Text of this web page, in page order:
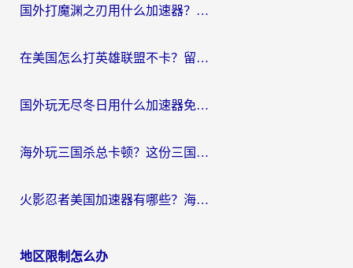
国外打魔渊之刃用什么加速器？2026海外玩家国服游戏加速全攻略（附闪耀暖暖&复苏的魔女避坑指南）
在美国怎么打英雄联盟不卡？留学生亲测的国服游戏加速全攻略
国外玩无尽冬日用什么加速器免费？海外党国服游戏加速避坑指南
海外玩三国杀总卡顿？这份三国杀游戏加速器指南帮你告别延迟烦恼
火影忍者美国加速器有哪些？海外党亲测的国服游戏加速全攻略（含菲律宾玩三国之刃守望黎明技巧）
地区限制怎么办